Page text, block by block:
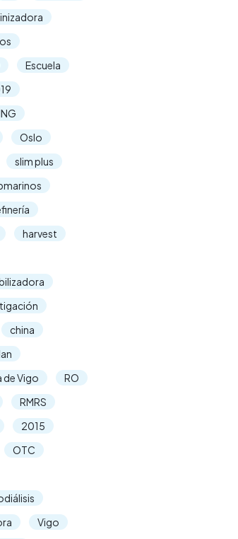
Escuela
Oslo
slim plus
harvest
china
de Vigo
RO
RMRS
2015
OTC
Vigo